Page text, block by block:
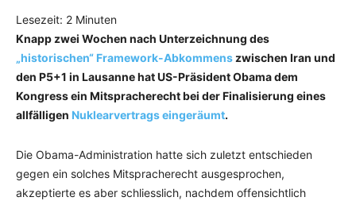
Lesezeit: 2 Minuten
Knapp zwei Wochen nach Unterzeichnung des
„historischen“ Framework-Abkommens zwischen Iran und
den P5+1 in Lausanne hat US-Präsident Obama dem
Kongress ein Mitspracherecht bei der Finalisierung eines
allfälligen Nuklearvertrags eingeräumt.
Die Obama-Administration hatte sich zuletzt entschieden
gegen ein solches Mitspracherecht ausgesprochen,
akzeptierte es aber schliesslich, nachdem offensichtlich